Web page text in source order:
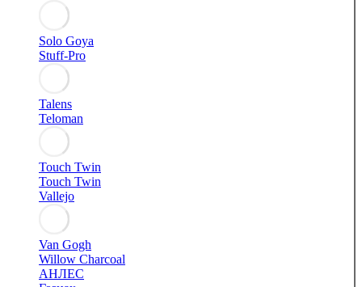
Solo Goya
Stuff-Pro
Talens
Teloman
Touch Twin
Touch Twin
Vallejo
Van Gogh
Willow Charcoal
АНЛЕС